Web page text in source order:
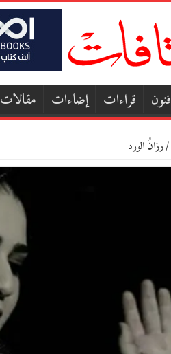
فنون قراءات إضاءات مقالات
/رزانُ الورد